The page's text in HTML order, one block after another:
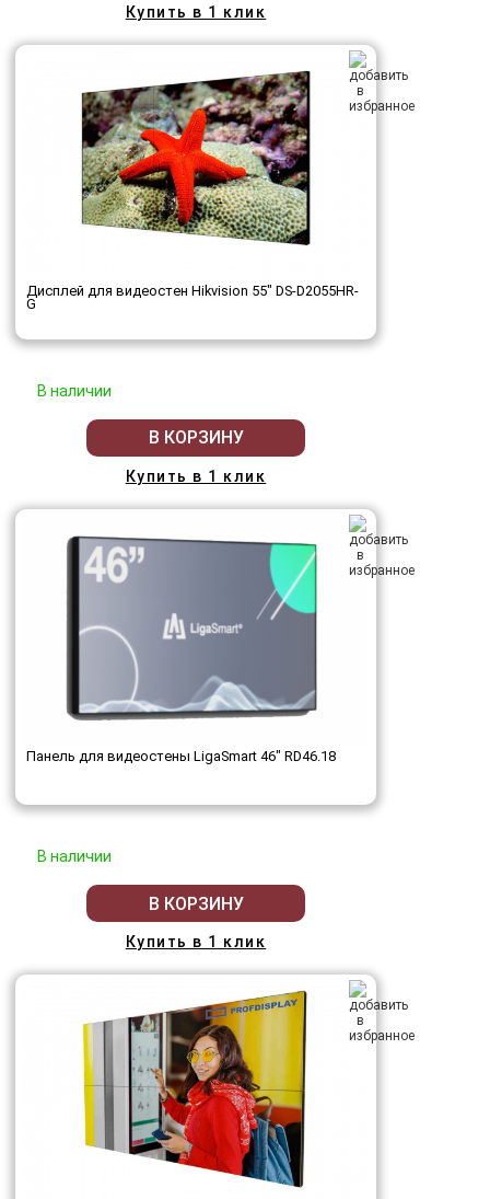
Купить в 1 клик
Дисплей для видеостен Hikvision 55" DS-D2055HR-
G
В наличии
В КОРЗИНУ
Купить в 1 клик
Панель для видеостены LigaSmart 46" RD46.18
В наличии
В КОРЗИНУ
Купить в 1 клик